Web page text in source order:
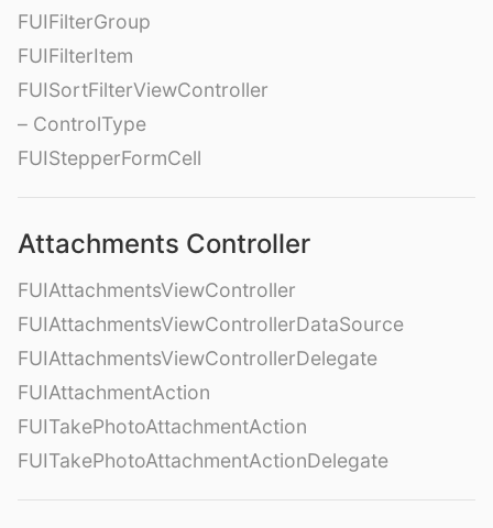
FUIFilterGroup
FUIFilterItem
FUISortFilterViewController
– ControlType
FUIStepperFormCell
Attachments Controller
FUIAttachmentsViewController
FUIAttachmentsViewControllerDataSource
FUIAttachmentsViewControllerDelegate
FUIAttachmentAction
FUITakePhotoAttachmentAction
FUITakePhotoAttachmentActionDelegate